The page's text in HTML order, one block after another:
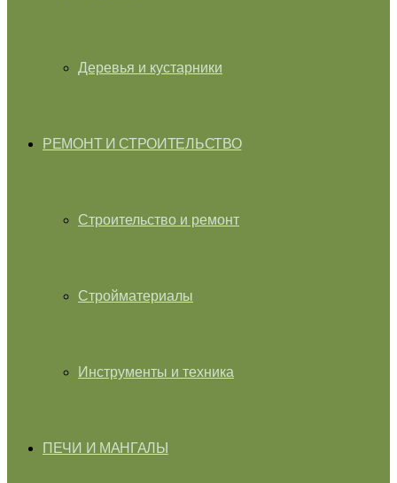
Деревья и кустарники
РЕМОНТ И СТРОИТЕЛЬСТВО
Строительство и ремонт
Стройматериалы
Инструменты и техника
ПЕЧИ И МАНГАЛЫ